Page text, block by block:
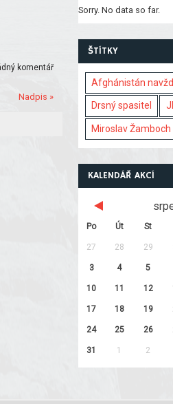
komentář
Nadpis »
Sorry. No data so far.
ŠTÍTKY
Afghánistán
Drsný spasitel
Miroslav Žamboch
KALENDÁŘ AKCÍ
Po Út St
27 28 29
3 4 5
10 11 12
17 18 19
24 25 26
31 1 2